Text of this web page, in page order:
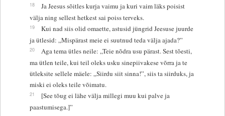
18
Ja Jeesus sõitles kurja vaimu ja kuri vaim läks poisist
välja ning sellest hetkest sai poiss terveks.
19
Kui nad siis olid omaette, astusid jüngrid Jeesuse juurde
ja ütlesid: „Mispärast meie ei suutnud teda välja ajada?”
20
Aga tema ütles neile: „Teie nõdra usu pärast. Sest tõesti,
ma ütlen teile, kui teil oleks usku sinepiivakese võrra ja te
ütleksite sellele mäele: „Siirdu siit sinna!”, siis ta siirduks, ja
miski ei oleks teile võimatu.
21
[See tõug ei lähe välja millegi muu kui palve ja
paastumisega.]”